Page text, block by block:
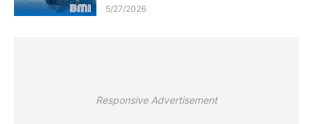
5/27/2026
Responsive Advertisement